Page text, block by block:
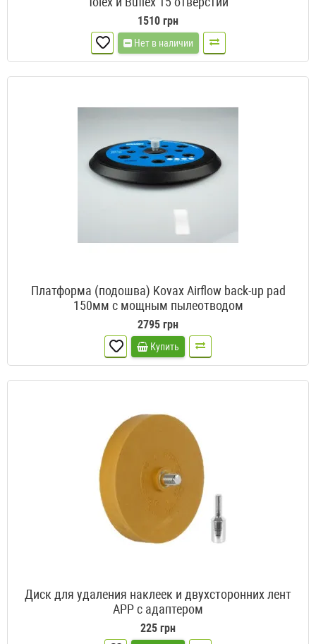
1510 грн
Нет в наличии
Платформа (подошва) Kovax Airflow back-up pad
150мм с мощным пылеотводом
2795 грн
Купить
Диск для удаления наклеек и двухсторонних лент
APP с адаптером
225 грн